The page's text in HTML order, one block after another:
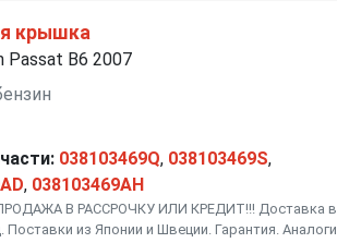
крышка
Passat B6 2007
038103469Q, 038103469S,
, 038103469AH
В РАССРОЧКУ ИЛИ КРЕДИТ!!! Доставка в
из Японии и Швеции. Гарантия. Аналоги